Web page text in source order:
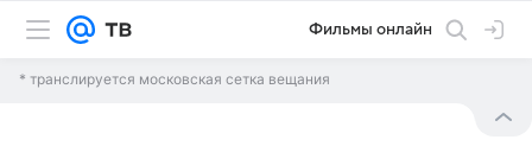
Фильмы онлайн
* транслируется московская сетка вещания